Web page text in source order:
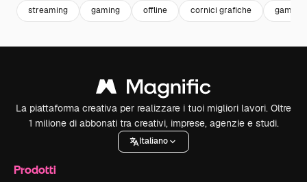
streaming gaming offline cornici grafiche game
La piattaforma creativa per realizzare i tuoi migliori lavori. Oltre
1 milione di abbonati tra creativi, imprese, agenzie e studi.
Italiano
Prodotti